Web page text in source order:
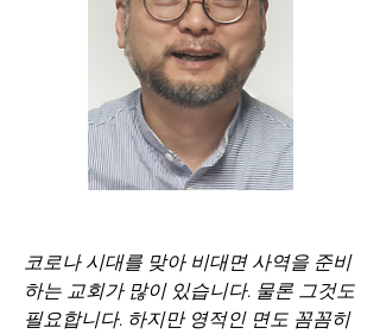
코로나 시대를 맞아 비대면 사역을 준비
하는 교회가 많이 있습니다. 물론 그것도
필요합니다. 하지만 영적인 면도 꼼꼼히